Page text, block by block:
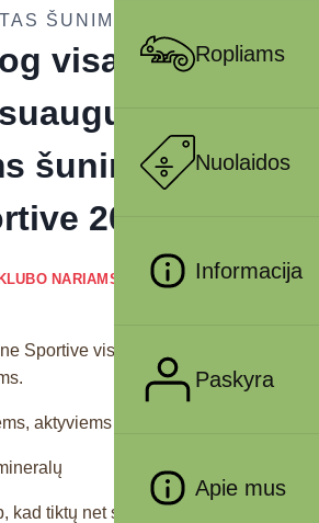
Ropliams
Nuolaidos
Informacija
Paskyra
Apie mus
ŠUNIMS
visavertis
šunims Profi-
20 kg
NARIAMS 58.64 € !
Sportive visavertis sausas maistas
aktyviems šunims
kad tiktų net sumažėjus šuns